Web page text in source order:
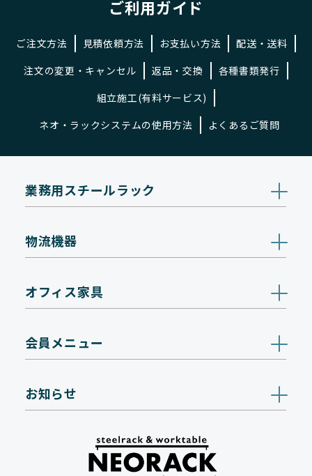
ご利用ガイド
ご注文方法 見積依頼方法 お支払い方法
配送・送料
注文の変更・キャンセル
返品・交換
各種書類発行
組立施工(有料サービス)
ネオ・ラックシステムの使用方法
よくあるご質問
業務用スチールラック
物流機器
オフィス家具
会員メニュー
お知らせ